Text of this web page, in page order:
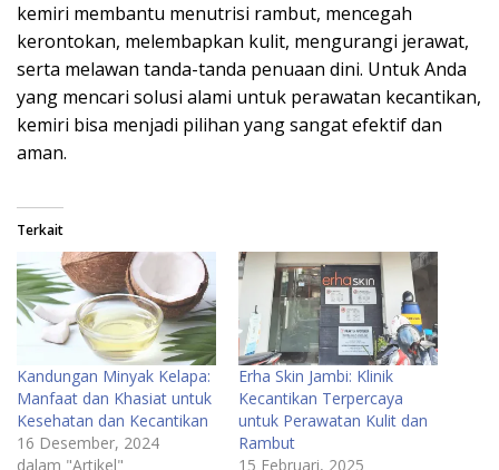
kemiri membantu menutrisi rambut, mencegah
kerontokan, melembapkan kulit, mengurangi jerawat,
serta melawan tanda-tanda penuaan dini. Untuk Anda
yang mencari solusi alami untuk perawatan kecantikan,
kemiri bisa menjadi pilihan yang sangat efektif dan
aman.
Terkait
Kandungan Minyak Kelapa:
Manfaat dan Khasiat untuk
Kesehatan dan Kecantikan
16 Desember, 2024
dalam "Artikel"
Erha Skin Jambi: Klinik
Kecantikan Terpercaya
untuk Perawatan Kulit dan
Rambut
15 Februari, 2025